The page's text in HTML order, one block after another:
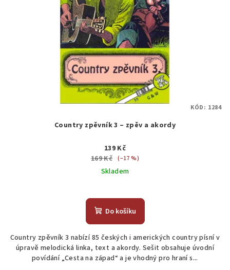
Country zpěvník 3 – zpěv a akordy
139 Kč
169 Kč (–17 %)
Skladem
Do košíku
Country zpěvník 3 nabízí 85 českých i amerických country písní v
úpravě melodická linka, text a akordy. Sešit obsahuje úvodní
povídání „Cesta na západ“ a je vhodný pro hraní s...
KÓD: 1284